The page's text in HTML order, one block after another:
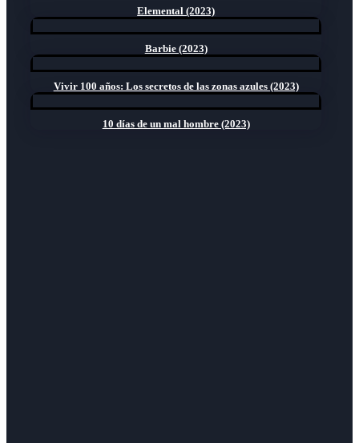
Elemental (2023)
Barbie (2023)
Vivir 100 años: Los secretos de las zonas azules (2023)
10 días de un mal hombre (2023)